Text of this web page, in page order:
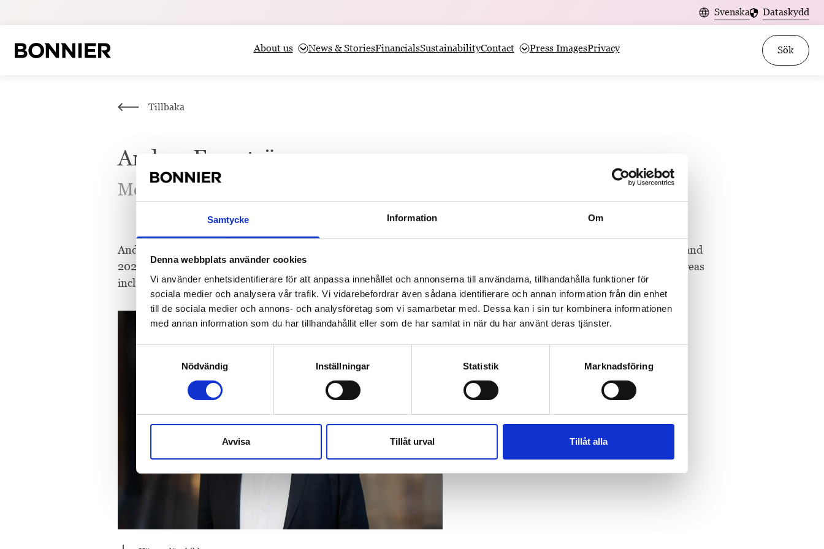
Samtycke Information Om
Denna webbplats använder cookies
Vi använder enhetsidentifierare för att anpassa innehållet och annonserna till användarna, tillhandahålla funktioner för
sociala medier och analysera vår trafik. Vi vidarebefordrar även sådana identifierare och annan information från din enhet
till de sociala medier och annons- och analysföretag som vi samarbetar med. Dessa kan i sin tur kombinera informationen
med annan information som du har tillhandahållit eller som de har samlat in när du har använt deras tjänster.
Nödvändig
Inställningar Statistik Marknadsföring
Avvisa Tillåt urval Tillåt alla
Svenska Dataskydd
About us News & StoriesFinancialsSustainabilityContact Press ImagesPrivacy Sök
Tillbaka
Anders Forsström
Member of the Board. Employee Representative.
Anders Forsström was Chairman of Dagens Nyheter’s union branch for journalists, Journalistklubben, between 2011 and
2024. Employee representative on the boards of Dagens Nyheter since 2011 and Bonnier News since 2016. Covered areas
including housing, crime and finance as a journalist at Dagens Nyheter since 1993.